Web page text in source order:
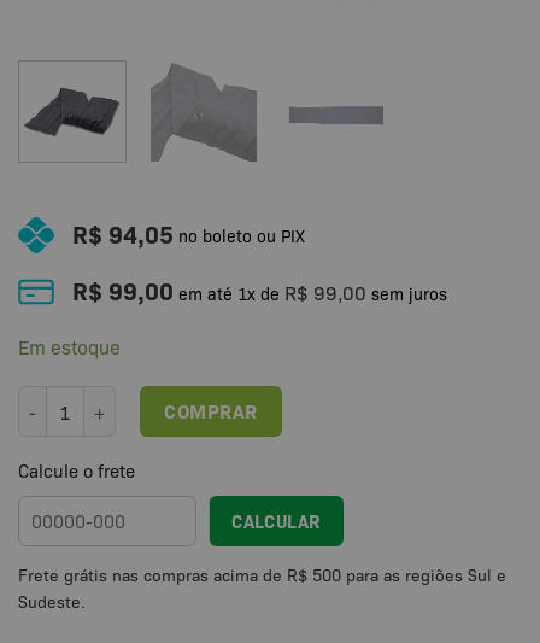
R$ 94,05 no boleto ou PIX
R$ 99,00 em até 1x de R$ 99,00 sem juros
Em estoque
Faixa Ponderada para Auto regulação Sensii quantidade
COMPRAR
Calcule o frete
CALCULAR